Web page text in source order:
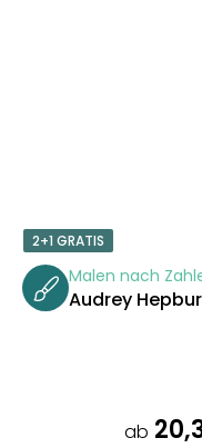
2+1 GRATIS
Malen nach
Audrey
ab